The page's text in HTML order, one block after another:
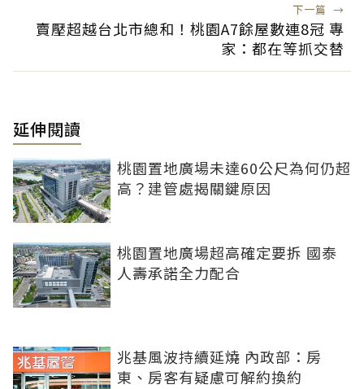
下一篇 →
賣壓超越台北市總和！桃園A7餘屋數連8冠 專
家：都在等抓交替
延伸閱讀
桃園置地廣場未達60公尺為何仍超
高？建管處揭關鍵原因
桃園置地廣場超高確定要拆 國泰
人壽承諾全力配合
兆基風波持續延燒 內政部：房
東、房客有疑慮可解約換約